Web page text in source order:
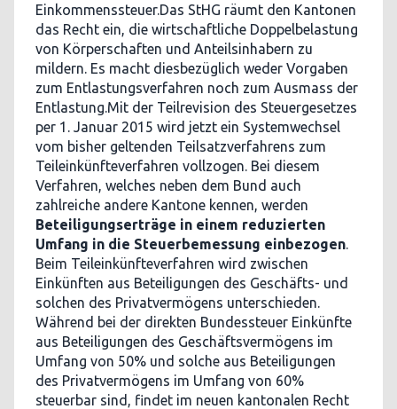
Einkommenssteuer.Das StHG räumt den Kantonen
das Recht ein, die wirtschaftliche Doppelbelastung
von Körperschaften und Anteilsinhabern zu
mildern. Es macht diesbezüglich weder Vorgaben
zum Entlastungsverfahren noch zum Ausmass der
Entlastung.Mit der Teilrevision des Steuergesetzes
per 1. Januar 2015 wird jetzt ein Systemwechsel
vom bisher geltenden Teilsatzverfahrens zum
Teileinkünfteverfahren vollzogen. Bei diesem
Verfahren, welches neben dem Bund auch
zahlreiche andere Kantone kennen, werden
Beteiligungserträge in einem reduzierten
Umfang in die Steuerbemessung einbezogen.
Beim Teileinkünfteverfahren wird zwischen
Einkünften aus Beteiligungen des Geschäfts- und
solchen des Privatvermögens unterschieden.
Während bei der direkten Bundessteuer Einkünfte
aus Beteiligungen des Geschäftsvermögens im
Umfang von 50% und solche aus Beteiligungen
des Privatvermögens im Umfang von 60%
steuerbar sind, findet im neuen kantonalen Recht